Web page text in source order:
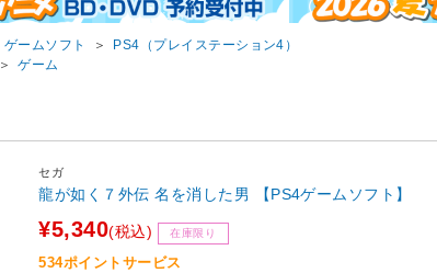
ゲームソフト ＞
PS4（プレイステーション4）
＞ ゲーム
セガ
龍が如く７外伝 名を消した男 【PS4ゲームソフト】
¥5,340(税込) 在庫限り
534ポイントサービス